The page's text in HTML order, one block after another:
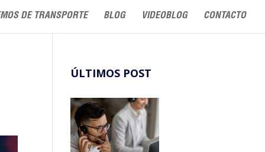
DE TRANSPORTE BLOG VIDEOBLOG CONTACTO
ÚLTIMOS POST